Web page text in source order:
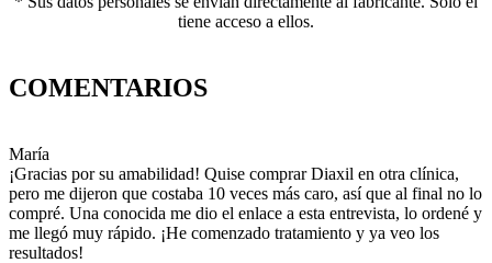
tiene acceso a ellos.
COMENTARIOS
María
¡Gracias por su amabilidad! Quise comprar Diaxil en otra clínica,
pero me dijeron que costaba 10 veces más caro, así que al final no lo
compré. Una conocida me dio el enlace a esta entrevista, lo ordené y
me llegó muy rápido. ¡He comenzado tratamiento y ya veo los
resultados!